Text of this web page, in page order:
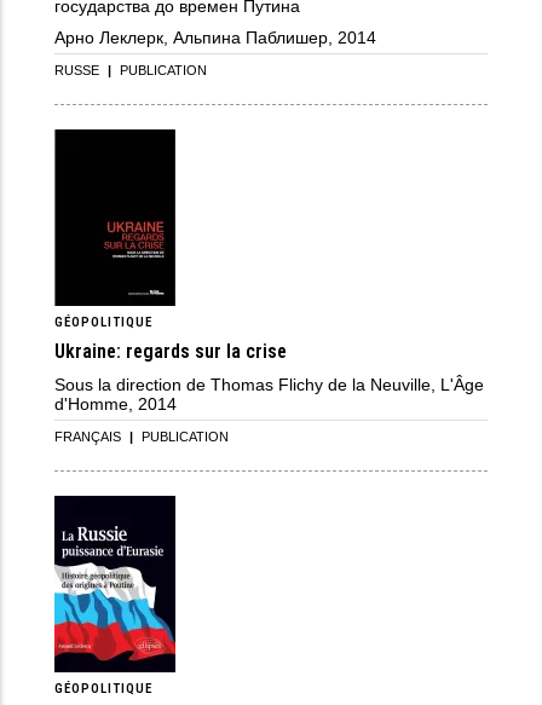
государства до времен Путина
Арно Леклерк, Альпина Паблишер, 2014
RUSSE PUBLICATION
GÉOPOLITIQUE
Ukraine: regards sur la crise
Sous la direction de Thomas Flichy de la Neuville, L'Âge
d'Homme, 2014
FRANÇAIS PUBLICATION
GÉOPOLITIQUE